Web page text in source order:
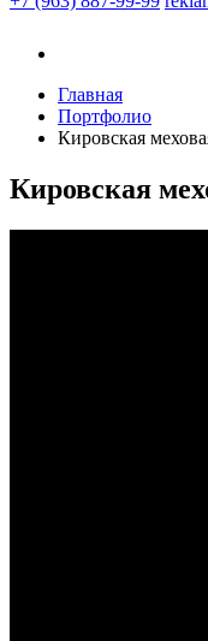
Главная
Портфолио
Кировская
Кировская